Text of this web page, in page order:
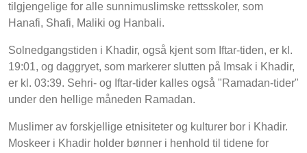
tilgjengelige for alle sunnimuslimske rettsskoler, som
Hanafi, Shafi, Maliki og Hanbali.
Solnedgangstiden i Khadir, også kjent som Iftar-tiden, er kl.
19:01, og daggryet, som markerer slutten på Imsak i Khadir,
er kl. 03:39. Sehri- og Iftar-tider kalles også "Ramadan-tider"
under den hellige måneden Ramadan.
Muslimer av forskjellige etnisiteter og kulturer bor i Khadir.
Moskeer i Khadir holder bønner i henhold til tidene for